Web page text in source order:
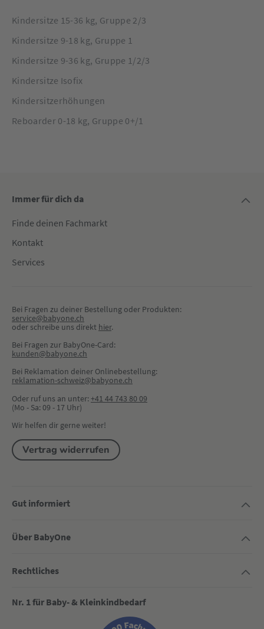
Kindersitze 15-36 kg, Gruppe 2/3
Kindersitze 9-18 kg, Gruppe 1
Kindersitze 9-36 kg, Gruppe 1/2/3
Kindersitze Isofix
Kindersitzerhöhungen
Reboarder 0-18 kg, Gruppe 0+/1
Immer für dich da
Finde deinen Fachmarkt
Kontakt
Services
Bei Fragen zu deiner Bestellung oder Produkten:
service@babyone.ch
oder schreibe uns direkt hier.
Bei Fragen zur BabyOne-Card:
kunden@babyone.ch
Bei Reklamation deiner Onlinebestellung:
reklamation-schweiz@babyone.ch
Oder ruf uns an unter:+41 44 743 80 09
(Mo - Sa: 09 - 17 Uhr)
Wir helfen dir gerne weiter!
Vertrag widerrufen
Gut informiert
Über BabyOne
Rechtliches
Nr. 1 für Baby- & Kleinkindbedarf